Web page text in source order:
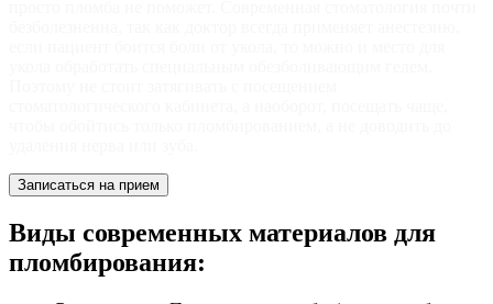
Записаться на прием
Виды современных материалов для
пломбирования: